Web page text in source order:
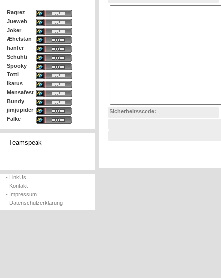
Ragrez
Jueweb
Joker
Æhelstan
hanfer
Schuhti
Spooky
Totti
Ikarus
Mensafest
Bundy
jimjupider
Falke
Teamspeak
- LinkUs
- Kontakt
- Impressum
- Datenschutzerklärung
Sicherheitsscode: